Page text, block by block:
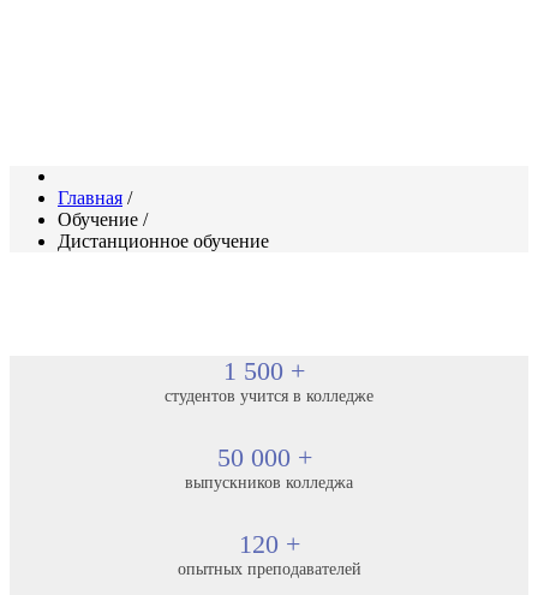
Главная /
Обучение /
Дистанционное обучение
1 500 +
студентов учится в колледже
50 000 +
выпускников колледжа
120 +
опытных преподавателей